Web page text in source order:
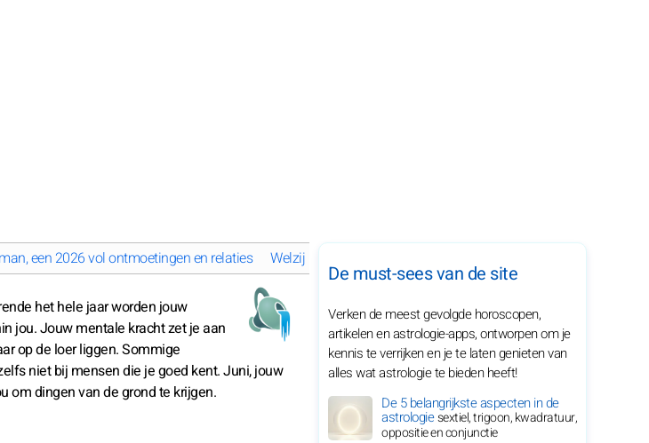
een 2026 vol ontmoetingen en relaties Welzijn en harmonie van Waterman in 2026
het hele jaar worden jouw
jou. Jouw mentale kracht zet je aan
op de loer liggen. Sommige
niet bij mensen die je goed kent. Juni, jouw
om dingen van de grond te krijgen.
De must-sees van de site
Verken de meest gevolgde horoscopen,
artikelen en astrologie-apps, ontworpen om je
kennis te verrijken en je te laten genieten van
alles wat astrologie te bieden heeft!
De 5 belangrijkste aspecten in de
astrologiesextiel, trigoon, kwadratuur,
oppositie en conjunctie